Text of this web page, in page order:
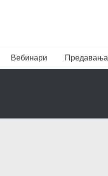
Вебинари Предавања